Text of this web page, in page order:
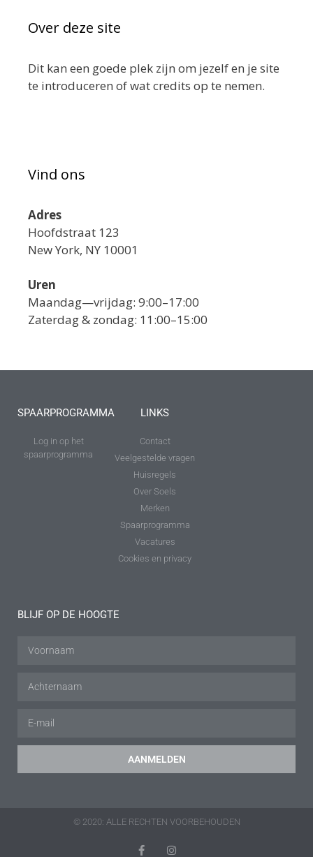
Over deze site
Dit kan een goede plek zijn om jezelf en je site
te introduceren of wat credits op te nemen.
Vind ons
Adres
Hoofdstraat 123
New York, NY 10001
Uren
Maandag—vrijdag: 9:00–17:00
Zaterdag & zondag: 11:00–15:00
SPAARPROGRAMMA
Log in op het
spaarprogramma
LINKS
Contact
Veelgestelde vragen
Huisregels
Over Soels
Merken
Spaarprogramma
Vacatures
Cookies en privacy
BLIJF OP DE HOOGTE
AANMELDEN
© 2020: ALLE RECHTEN VOORBEHOUDEN